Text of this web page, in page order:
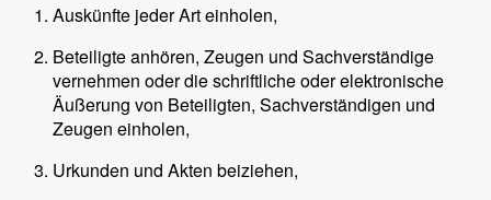
Auskünfte jeder Art einholen,
Beteiligte anhören, Zeugen und Sachverständige
vernehmen oder die schriftliche oder elektronische
Äußerung von Beteiligten, Sachverständigen und
Zeugen einholen,
Urkunden und Akten beiziehen,